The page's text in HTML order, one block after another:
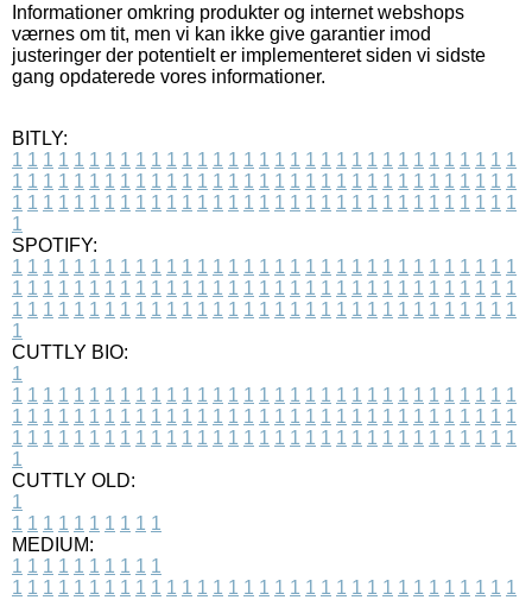
Informationer omkring produkter og internet webshops
værnes om tit, men vi kan ikke give garantier imod
justeringer der potentielt er implementeret siden vi sidste
gang opdaterede vores informationer.
BITLY:
1 1 1 1 1 1 1 1 1 1 1 1 1 1 1 1 1 1 1 1 1 1 1 1 1 1 1 1 1 1 1 1 1
1 1 1 1 1 1 1 1 1 1 1 1 1 1 1 1 1 1 1 1 1 1 1 1 1 1 1 1 1 1 1 1 1
1 1 1 1 1 1 1 1 1 1 1 1 1 1 1 1 1 1 1 1 1 1 1 1 1 1 1 1 1 1 1 1 1
1
SPOTIFY:
1 1 1 1 1 1 1 1 1 1 1 1 1 1 1 1 1 1 1 1 1 1 1 1 1 1 1 1 1 1 1 1 1
1 1 1 1 1 1 1 1 1 1 1 1 1 1 1 1 1 1 1 1 1 1 1 1 1 1 1 1 1 1 1 1 1
1 1 1 1 1 1 1 1 1 1 1 1 1 1 1 1 1 1 1 1 1 1 1 1 1 1 1 1 1 1 1 1 1
1
CUTTLY BIO:
1
1 1 1 1 1 1 1 1 1 1 1 1 1 1 1 1 1 1 1 1 1 1 1 1 1 1 1 1 1 1 1 1 1
1 1 1 1 1 1 1 1 1 1 1 1 1 1 1 1 1 1 1 1 1 1 1 1 1 1 1 1 1 1 1 1 1
1 1 1 1 1 1 1 1 1 1 1 1 1 1 1 1 1 1 1 1 1 1 1 1 1 1 1 1 1 1 1 1 1
1
CUTTLY OLD:
1
1 1 1 1 1 1 1 1 1 1
MEDIUM:
1 1 1 1 1 1 1 1 1 1
1 1 1 1 1 1 1 1 1 1 1 1 1 1 1 1 1 1 1 1 1 1 1 1 1 1 1 1 1 1 1 1 1